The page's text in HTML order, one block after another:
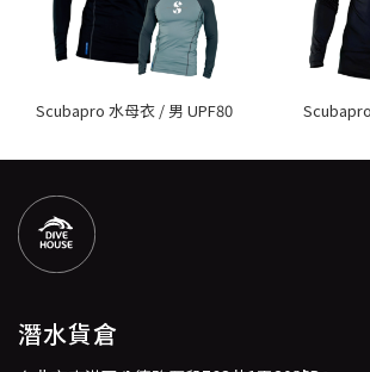
Scubapro 水母衣 / 男 UPF80
潛水貨倉